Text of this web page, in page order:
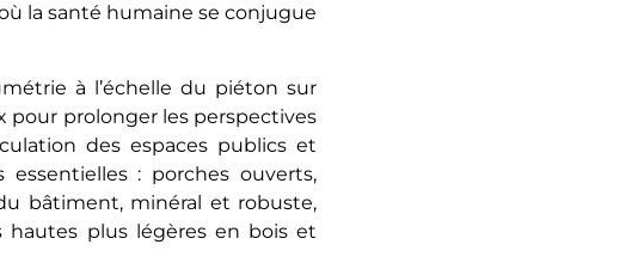
la santé humaine se conjugue
à l’échelle du piéton sur
pour prolonger les perspectives
des espaces publics et
: porches ouverts,
bâtiment, minéral et robuste,
hautes plus légères en bois et